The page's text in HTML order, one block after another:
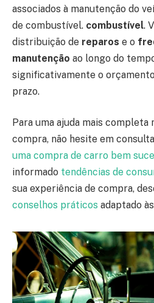
associados à manutenção do
de combustível. combustível.
distribuição de reparos e o
manutenção ao longo do
significativamente o
prazo.
Para uma ajuda mais completa
compra, não hesite em
uma compra de carro bem
informado tendências de
sua experiência de compra,
conselhos práticos adaptado